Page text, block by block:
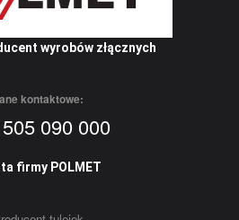
wyrobów złącznych
kontaktowe:
090 000
firmy POLMET